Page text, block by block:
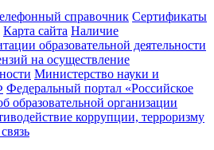
справочник Сертификаты
Карта сайта Наличие
образовательной деятельности
на осуществление
Министерствo науки и
Федеральный портал «Российское
образовательной организации
коррупции, терроризму